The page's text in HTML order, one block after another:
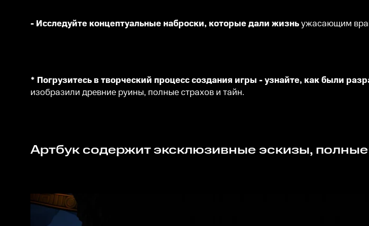
- Исследуйте концептуальные наброски, которые дали жизньужасающим
* Погрузитесь в творческий процесс создания игры - узнайте, как были
изобразили древние руины, полные страхов и тайн.
Артбук содержит эксклюзивные эскизы,